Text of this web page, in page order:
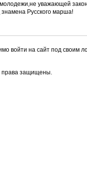
уважающей
Русского марша!
войти на сайт под своим
права защищены.